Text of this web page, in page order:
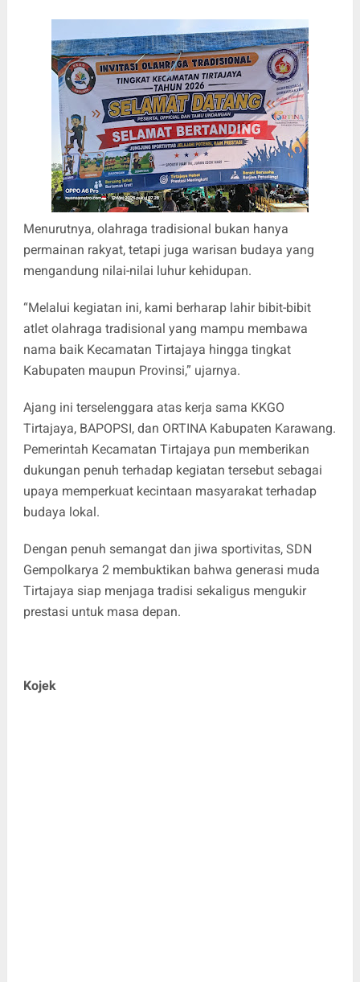
Menurutnya, olahraga tradisional bukan hanya
permainan rakyat, tetapi juga warisan budaya yang
mengandung nilai-nilai luhur kehidupan.
“Melalui kegiatan ini, kami berharap lahir bibit-bibit
atlet olahraga tradisional yang mampu membawa
nama baik Kecamatan Tirtajaya hingga tingkat
Kabupaten maupun Provinsi,” ujarnya.
Ajang ini terselenggara atas kerja sama KKGO
Tirtajaya, BAPOPSI, dan ORTINA Kabupaten Karawang.
Pemerintah Kecamatan Tirtajaya pun memberikan
dukungan penuh terhadap kegiatan tersebut sebagai
upaya memperkuat kecintaan masyarakat terhadap
budaya lokal.
Dengan penuh semangat dan jiwa sportivitas, SDN
Gempolkarya 2 membuktikan bahwa generasi muda
Tirtajaya siap menjaga tradisi sekaligus mengukir
prestasi untuk masa depan.
Kojek